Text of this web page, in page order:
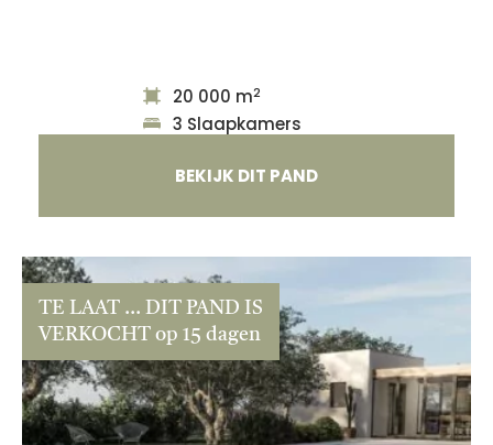
20 000 m2
3 Slaapkamers
BEKIJK DIT PAND
TE LAAT ... DIT PAND IS
VERKOCHT op 15 dagen